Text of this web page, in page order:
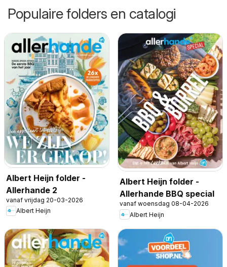
Populaire folders en catalogi
Albert Heijn folder -
Allerhande 2
vanaf vrijdag 20-03-2026
Albert Heijn
Albert Heijn folder -
Allerhande BBQ special
vanaf woensdag 08-04-2026
Albert Heijn